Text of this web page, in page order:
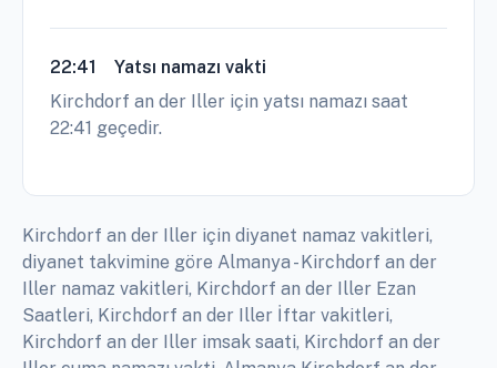
22:41
Yatsı namazı vakti
Kirchdorf an der Iller için yatsı namazı saat
22:41 geçedir.
Kirchdorf an der Iller için diyanet namaz vakitleri,
diyanet takvimine göre Almanya - Kirchdorf an der
Iller namaz vakitleri, Kirchdorf an der Iller Ezan
Saatleri, Kirchdorf an der Iller İftar vakitleri,
Kirchdorf an der Iller imsak saati, Kirchdorf an der